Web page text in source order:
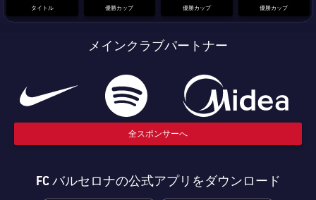
タイトル 優勝カップ 優勝カップ 優勝カップ
メインクラブパートナー
全スポンサーへ
FC バルセロナの公式アプリをダウンロード